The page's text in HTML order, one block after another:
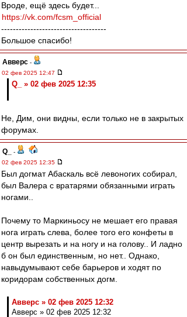
Вроде, ещё здесь будет...
https://vk.com/fcsm_official
------------------------------------
Большое спасибо!
Авверс -
02 фев 2025 12:47
Q_ » 02 фев 2025 12:35
Не, Дим, они видны, если только не в закрытых
форумах.
Q_
-
02 фев 2025 12:35
Был догмат Абаскаль всё левоногих собирал,
был Валера с вратарями обязанными играть
ногами..
Почему то Маркиньосу не мешает его правая
нога играть слева, более того его конфеты в
центр вырезать и на ногу и на голову.. И ладно
б он был единственным, но нет.. Однако,
навыдумывают себе барьеров и ходят по
коридорам собственных догм.
Авверс » 02 фев 2025 12:32
Авверс » 02 фев 2025 12:32